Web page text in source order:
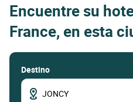
Encuentre su
France, en esta
Destino